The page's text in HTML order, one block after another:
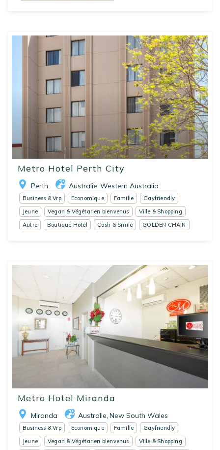
Metro Hotel Perth City
Perth Australie Western Australia
Business & Vrp Economique Famille
Gayfriendly
Jeune
Vegan & Végétarien bienvenus
Ville & Shopping
Autre
Boutique Hotel Cash & Smile GOLDEN CHAIN
Metro Hotel Miranda
Miranda Australie New South Wales
Business & Vrp Economique Famille
Gayfriendly
Jeune
Vegan & Végétarien bienvenus
Ville & Shopping